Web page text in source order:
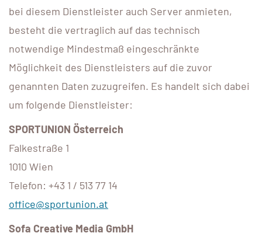
bei diesem Dienstleister auch Server anmieten,
besteht die vertraglich auf das technisch
notwendige Mindestmaß eingeschränkte
Möglichkeit des Dienstleisters auf die zuvor
genannten Daten zuzugreifen. Es handelt sich dabei
um folgende Dienstleister:
SPORTUNION Österreich
Falkestraße 1
1010 Wien
Telefon: +43 1 / 513 77 14
office@sportunion.at
Sofa Creative Media GmbH